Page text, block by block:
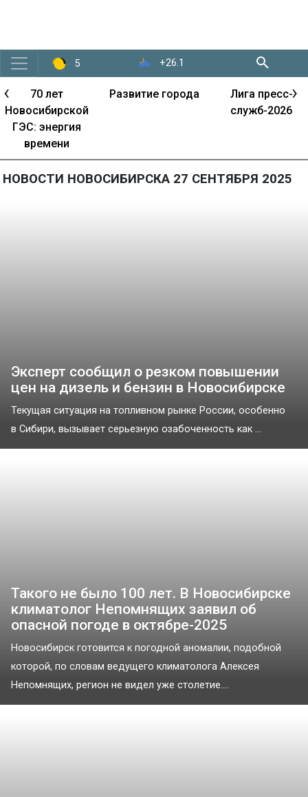
5 +26.1
70 лет
Новосибирской
ГЭС: энергия
времени
Развитие города
Лига пресс-
служб-2026
‹ ›
НОВОСТИ НОВОСИБИРСКА 27 СЕНТЯБРЯ 2025
Эксперт сообщил о резком повышении
цен на дизель и бензин в Новосибирске
Текущая ситуация на топливном рынке России, особенно
в Сибири, вызывает серьезную озабоченность как ...
Такого не было 100 лет. В Новосибирске
климатолог Непомнящих заявил об
опасной погоде в октябре-2025
Новосибирск готовится к погодной аномалии, подобной
которой, по словам ведущего климатолога Алексея
Непомнящих, регион не видел уже столетие....